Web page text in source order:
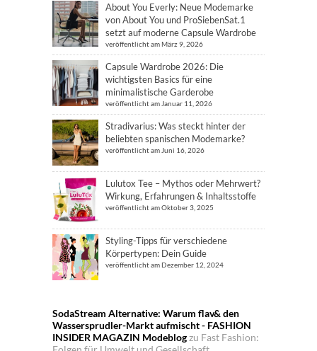
About You Everly: Neue Modemarke
von About You und ProSiebenSat.1
setzt auf moderne Capsule Wardrobe
veröffentlicht am März 9, 2026
Capsule Wardrobe 2026: Die
wichtigsten Basics für eine
minimalistische Garderobe
veröffentlicht am Januar 11, 2026
Stradivarius: Was steckt hinter der
beliebten spanischen Modemarke?
veröffentlicht am Juni 16, 2026
Lulutox Tee – Mythos oder Mehrwert?
Wirkung, Erfahrungen & Inhaltsstoffe
veröffentlicht am Oktober 3, 2025
Styling-Tipps für verschiedene
Körpertypen: Dein Guide
veröffentlicht am Dezember 12, 2024
SodaStream Alternative: Warum flav& den
Wassersprudler-Markt aufmischt - FASHION
INSIDER MAGAZIN Modeblogzu Fast Fashion: